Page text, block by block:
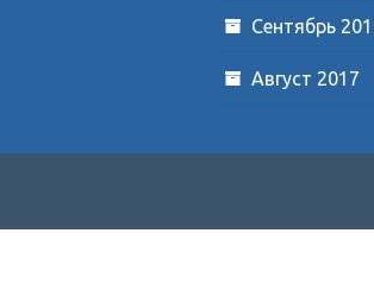
Сентябрь
Август 2017